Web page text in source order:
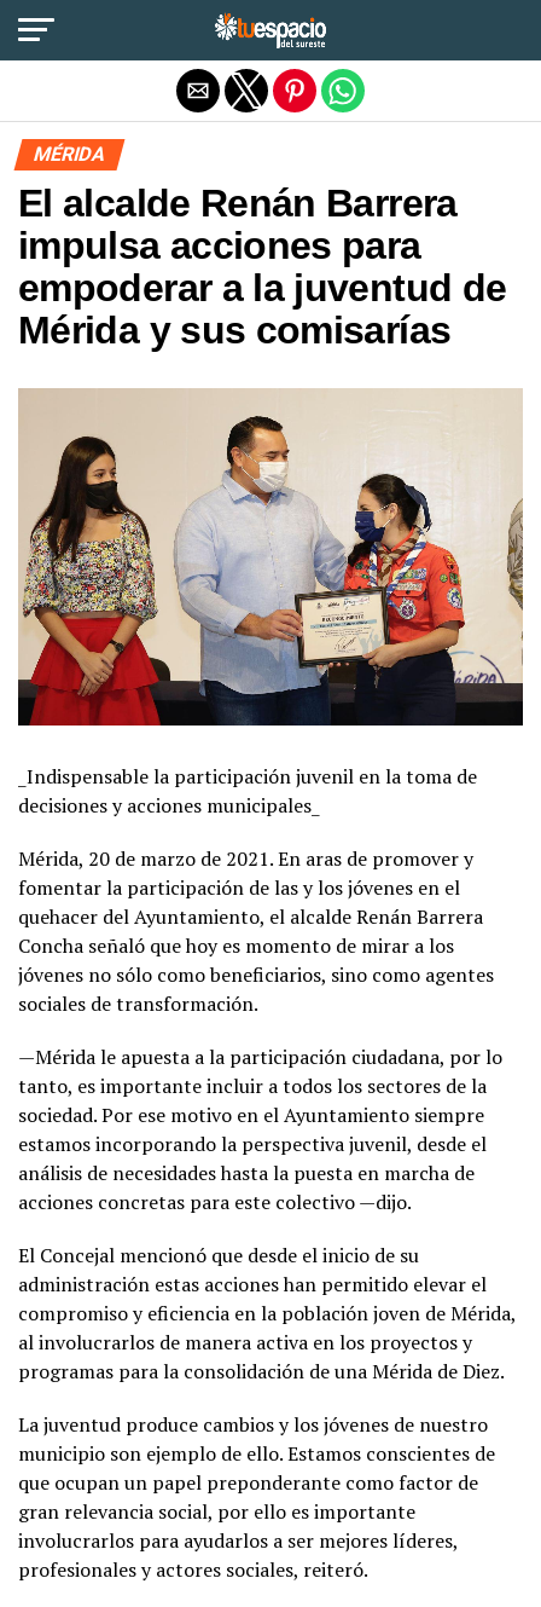
MÉRIDA
El alcalde Renán Barrera
impulsa acciones para
empoderar a la juventud de
Mérida y sus comisarías
_Indispensable la participación juvenil en la toma de
decisiones y acciones municipales_
Mérida, 20 de marzo de 2021. En aras de promover y
fomentar la participación de las y los jóvenes en el
quehacer del Ayuntamiento, el alcalde Renán Barrera
Concha señaló que hoy es momento de mirar a los
jóvenes no sólo como beneficiarios, sino como agentes
sociales de transformación.
—Mérida le apuesta a la participación ciudadana, por lo
tanto, es importante incluir a todos los sectores de la
sociedad. Por ese motivo en el Ayuntamiento siempre
estamos incorporando la perspectiva juvenil, desde el
análisis de necesidades hasta la puesta en marcha de
acciones concretas para este colectivo —dijo.
El Concejal mencionó que desde el inicio de su
administración estas acciones han permitido elevar el
compromiso y eficiencia en la población joven de Mérida,
al involucrarlos de manera activa en los proyectos y
programas para la consolidación de una Mérida de Diez.
La juventud produce cambios y los jóvenes de nuestro
municipio son ejemplo de ello. Estamos conscientes de
que ocupan un papel preponderante como factor de
gran relevancia social, por ello es importante
involucrarlos para ayudarlos a ser mejores líderes,
profesionales y actores sociales, reiteró.
Salir de la versión móvil